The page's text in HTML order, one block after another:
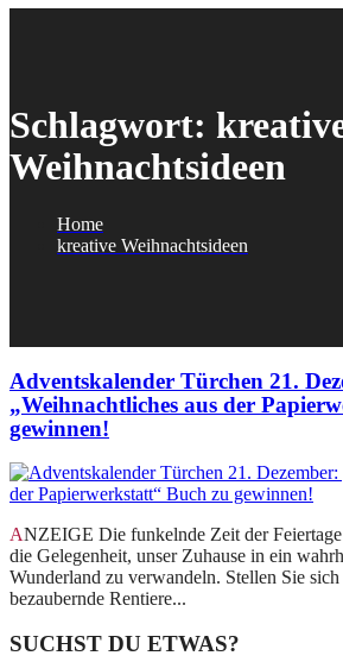
Schlagwort:
Weihnachtsideen
Home
kreative Weihnachtsideen
Adventskalender Türchen 21.
„Weihnachtliches aus der
gewinnen!
ANZEIGE Die funkelnde Zeit der Feiertage rückt näher und mit ihr
die Gelegenheit, unser Zuhause in ein
Wunderland zu verwandeln. Stellen Sie
bezaubernde Rentiere...
SUCHST DU ETWAS?